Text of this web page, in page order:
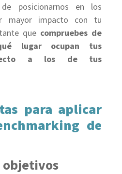
de posicionarnos en los
mayor impacto con tu
que compruebes de
lugar ocupan tus
a los de tus
para aplicar
de
objetivos